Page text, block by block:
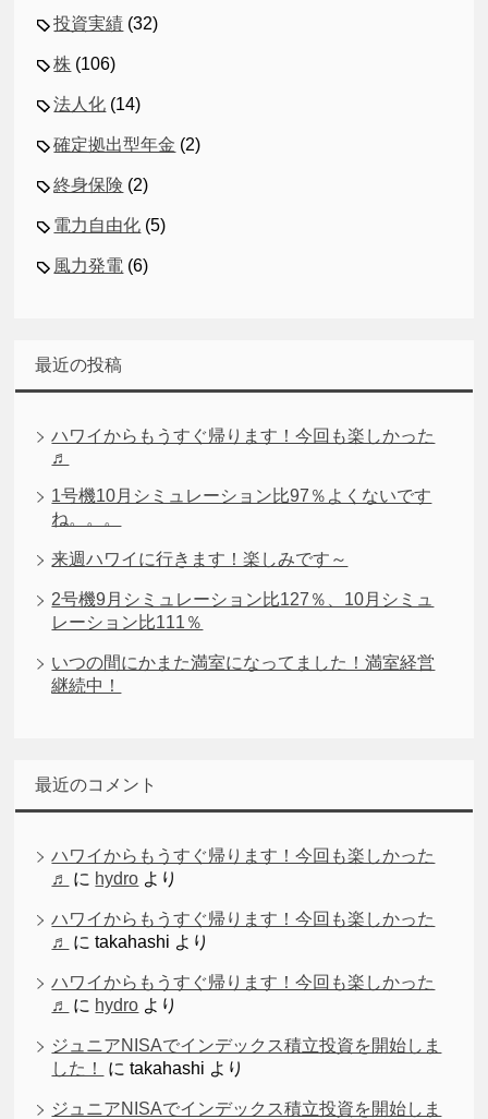
投資実績 (32)
株 (106)
法人化 (14)
確定拠出型年金 (2)
終身保険 (2)
電力自由化 (5)
風力発電 (6)
最近の投稿
ハワイからもうすぐ帰ります！今回も楽しかった
♬
1号機10月シミュレーション比97％よくないです
ね。。。
来週ハワイに行きます！楽しみです～
2号機9月シミュレーション比127％、10月シミュ
レーション比111％
いつの間にかまた満室になってました！満室経営
継続中！
最近のコメント
ハワイからもうすぐ帰ります！今回も楽しかった
♬
に hydro より
ハワイからもうすぐ帰ります！今回も楽しかった
♬
にtakahashi より
ハワイからもうすぐ帰ります！今回も楽しかった
♬
に hydro より
ジュニアNISAでインデックス積立投資を開始しま
した！
にtakahashi より
ジュニアNISAでインデックス積立投資を開始しま